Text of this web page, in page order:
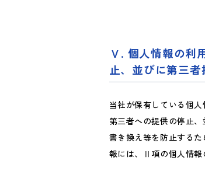
. 個人情報の利
止、並びに第三
当社が保有している個
第三者への提供の停止
書き換え等を防止する
報には、Ⅱ項の個人情報